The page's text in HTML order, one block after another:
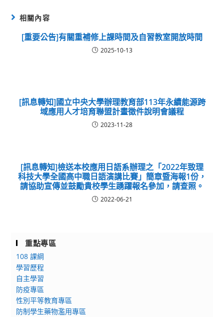
相關內容
[重要公告]有關重補修上課時間及自習教室開放時間
2025-10-13
[訊息轉知]國立中央大學辦理教育部113年永續能源跨
域應用人才培育聯盟計畫徵件說明會議程
2023-11-28
[訊息轉知]檢送本校應用日語系辦理之「2022年致理
科技大學全國高中職日語演講比賽」簡章暨海報1份，
請協助宣傳並鼓勵貴校學生踴躍報名參加，請查照。
2022-06-21
重點專區
108 課綱
學習歷程
自主學習
防疫專區
性別平等教育專區
防制學生藥物濫用專區